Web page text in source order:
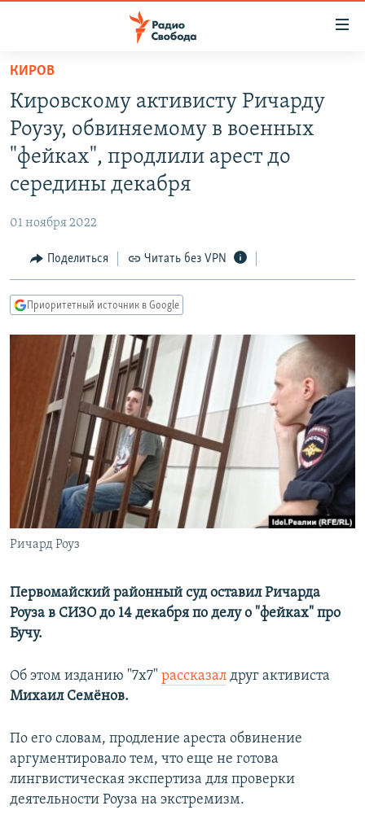
упрощенного
доступа
Вернуться
основному
содержанию
Вернутся
навигации
Вернутся
ПОДКАСТЫ
АВТОРСКИЕ ПРОЕКТЫ
КУЛЬТУРА
IDEL.РЕАЛИИ
КАВКАЗ.РЕАЛИИ
СИБИРЬ.РЕАЛИИ
РАСПИСАНИЕ ВЕЩАНИЯ
ПОДПИШИТЕСЬ НА РАССЫЛКУ
СОЦИАЛЬНЫЕ СЕТИ
КИРОВ
Кировскому активисту Ричарду
Роузу, обвиняемому в военных
"фейках", продлили арест до
середины декабря
01 ноября 2022
Поделиться Читать без VPN
Приоритетный источник в Google
Ричард Роуз
Первомайский районный суд оставил Ричарда
Роуза в СИЗО до 14 декабря по делу о "фейках" про
Бучу.
Об этом изданию "7х7" рассказал друг активиста
Михаил Семёнов.
По его словам, продление ареста обвинение
аргументировало тем, что еще не готова
лингвистическая экспертиза для проверки
деятельности Роуза на экстремизм.